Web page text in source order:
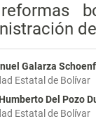
Galarza
Estatal de Bolívar
Del Pozo
Estatal de Bolívar